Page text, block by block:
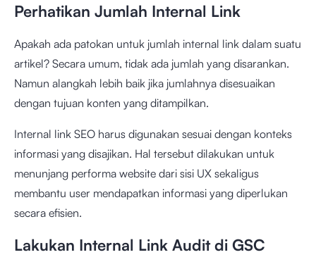
Perhatikan Jumlah Internal Link
Apakah ada patokan untuk jumlah internal link dalam suatu
artikel? Secara umum, tidak ada jumlah yang disarankan.
Namun alangkah lebih baik jika jumlahnya disesuaikan
dengan tujuan konten yang ditampilkan.
Internal link SEO harus digunakan sesuai dengan konteks
informasi yang disajikan. Hal tersebut dilakukan untuk
menunjang performa website dari sisi UX sekaligus
membantu user mendapatkan informasi yang diperlukan
secara efisien.
Lakukan Internal Link Audit di GSC